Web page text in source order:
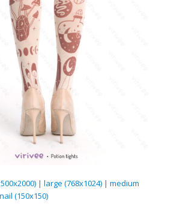
| large (768x1024)| medium
(150x150)